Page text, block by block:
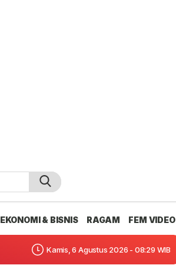
EKONOMI & BISNIS RAGAM FEM VIDEO
Kamis, 6 Agustus 2026 - 08:29 WIB